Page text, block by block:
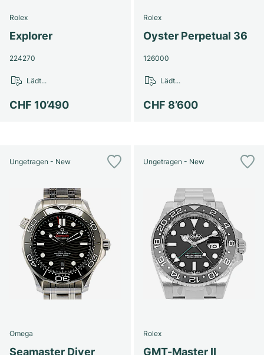
Rolex
Explorer
224270
CHF 10’490
Lädt...
Rolex
Oyster Perpetual 36
126000
CHF 8’600
Lädt...
Ungetragen - New
Omega
Seamaster Diver
Ungetragen - New
Rolex
GMT-Master II